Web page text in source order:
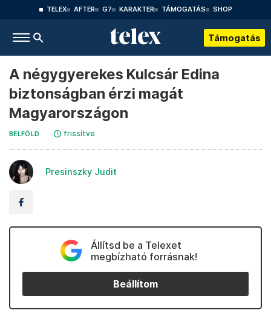
TELEX AFTER G7 KARAKTER TÁMOGATÁS SHOP
Támogatás
A négygyerekes Kulcsár Edina
biztonságban érzi magát
Magyarországon
BELFÖLD frissítve
Presinszky Judit
Állítsd be a Telexet
megbízható forrásnak!
Beállítom